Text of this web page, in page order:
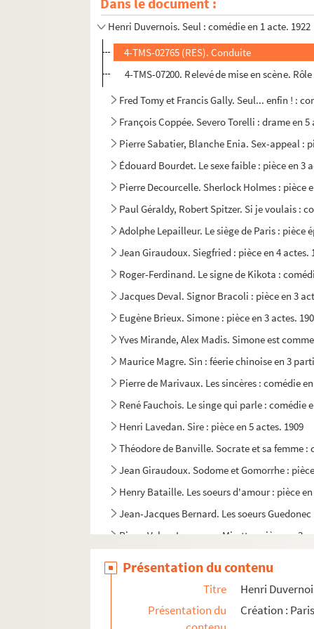
Henri Lavedan. Servir : pièce en 2 actes. 1913
Henri Duvernois. Seul : comédie en 1 acte. 1922
4-TMS-02765 (RES). Conduite
4-TMS-07200. Relevé de mise en scène.
Fred Tomy et Francis Gally. Seul... enfin ! :
François Coppée. Severo Torelli : drame en 5
Pierre Sabatier, Blanche Enia. Sex-appeal :
Édouard Bourdet. Le sexe faible : pièce en 3
Pierre Decourcelle. Sherlock Holmes : pièce
Paul Géraldy, Robert Spitzer. Si je voulais :
Adolphe Lepailleur. Le siège de Paris :
Jean Giraudoux. Siegfried : pièce en 4 actes.
Roger-Ferdinand. Le signe de Kikota :
Jacques Deval. Signor Bracoli : pièce en 3
Eugène Brieux. Simone : pièce en 3 actes.
Yves Mirande, Alex Madis. Simone est
Maurice Magre. Sin : féerie chinoise en 3
Pierre de Marivaux. Les sincères : comédie
René Fauchois. Le singe qui parle : comédie
Henri Lavedan. Sire : pièce en 5 actes. 1909
Théodore de Banville. Socrate et sa femme :
Jean Giraudoux. Sodome et Gomorrhe :
Henry Bataille. Les soeurs d'amour : pièce
Jean-Jacques Bernard. Les soeurs
Pierre Veber. Les soeurs Mirette : pièce en 3
Jehan Rictus. Les soliloques du pauvre :
Présentation du contenu
Titre
Henri
Présentation du
Création :